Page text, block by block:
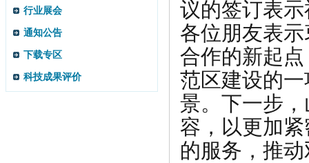
行业展会
通知公告
下载专区
科技成果评价
议的签订表
各位朋友表
合作的新起
范区建设的
景。下一步
容，以更加
的服务，推